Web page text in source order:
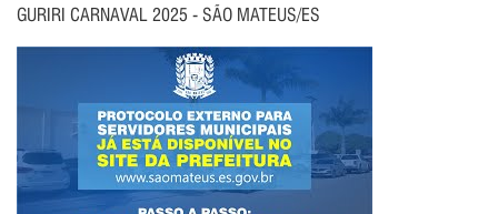
GURIRI CARNAVAL 2025 - SÃO MATEUS/ES